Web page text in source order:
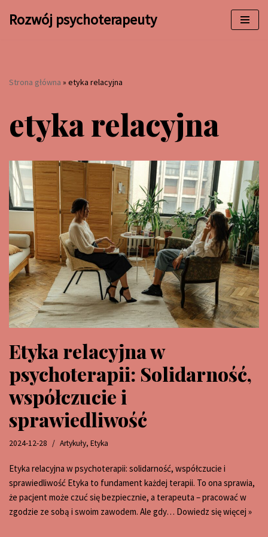
Rozwój psychoterapeuty
Strona główna » etyka relacyjna
etyka relacyjna
Etyka relacyjna w
psychoterapii: Solidarność,
współczucie i
sprawiedliwość
2024-12-28 Artykuły, Etyka
Etyka relacyjna w psychoterapii: solidarność, współczucie i
sprawiedliwość Etyka to fundament każdej terapii. To ona sprawia,
że pacjent może czuć się bezpiecznie, a terapeuta – pracować w
zgodzie ze sobą i swoim zawodem. Ale gdy… Dowiedz się więcej »